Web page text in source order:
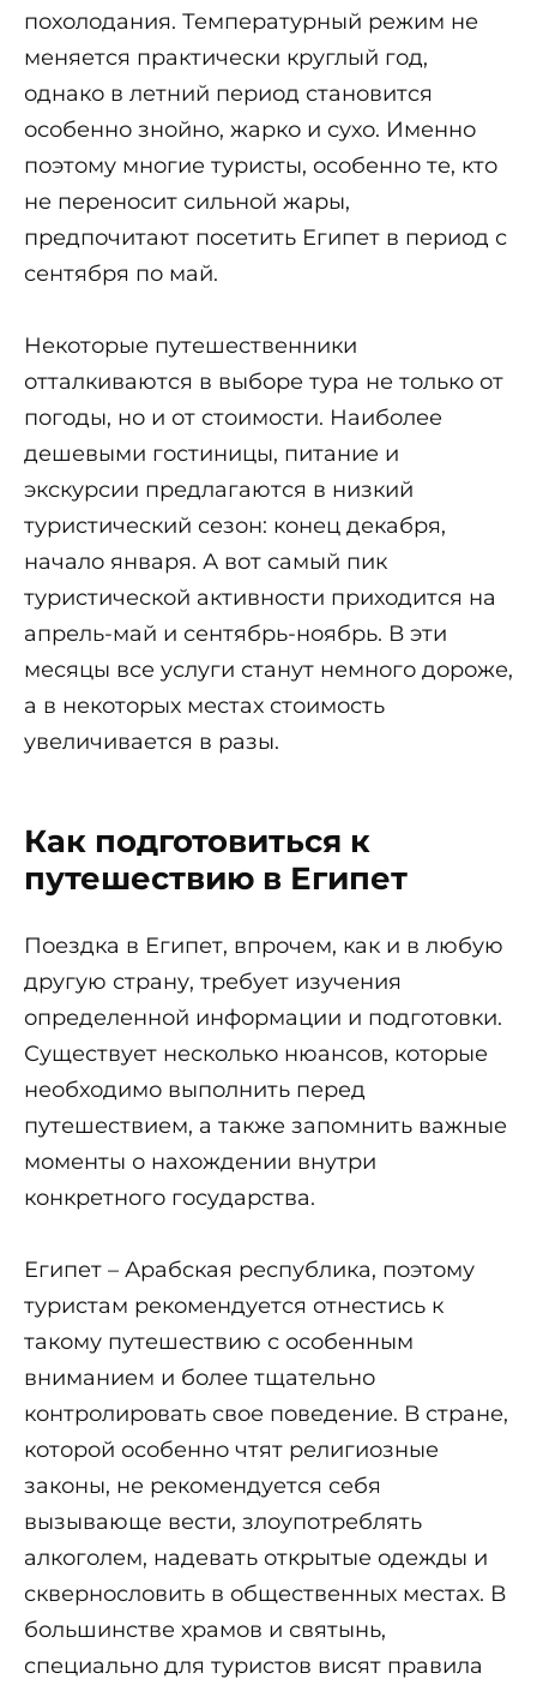
похолодания. Температурный режим не
меняется практически круглый год,
однако в летний период становится
особенно знойно, жарко и сухо. Именно
поэтому многие туристы, особенно те, кто
не переносит сильной жары,
предпочитают посетить Египет в период с
сентября по май.
Некоторые путешественники
отталкиваются в выборе тура не только от
погоды, но и от стоимости. Наиболее
дешевыми гостиницы, питание и
экскурсии предлагаются в низкий
туристический сезон: конец декабря,
начало января. А вот самый пик
туристической активности приходится на
апрель-май и сентябрь-ноябрь. В эти
месяцы все услуги станут немного дороже,
а в некоторых местах стоимость
увеличивается в разы.
Как подготовиться к
путешествию в Египет
Поездка в Египет, впрочем, как и в любую
другую страну, требует изучения
определенной информации и подготовки.
Существует несколько нюансов, которые
необходимо выполнить перед
путешествием, а также запомнить важные
моменты о нахождении внутри
конкретного государства.
Египет – Арабская республика, поэтому
туристам рекомендуется отнестись к
такому путешествию с особенным
вниманием и более тщательно
контролировать свое поведение. В стране,
которой особенно чтят религиозные
законы, не рекомендуется себя
вызывающе вести, злоупотреблять
алкоголем, надевать открытые одежды и
сквернословить в общественных местах. В
большинстве храмов и святынь,
специально для туристов висят правила